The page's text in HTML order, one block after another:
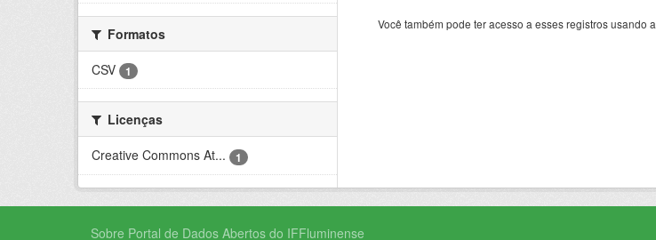
Formatos
CSV
1
Licenças
Creative Commons At...
1
Você também pode ter acesso a esses registros usando a
Sobre Portal de Dados Abertos do IFFluminense